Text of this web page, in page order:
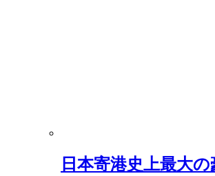
日本寄港史上最大